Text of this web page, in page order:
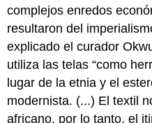
complejos enredos
resultaron del
explicado el curador
utiliza las telas “como
lugar de la etnia y el
modernista. (...) El textil
africano, por lo tanto, el